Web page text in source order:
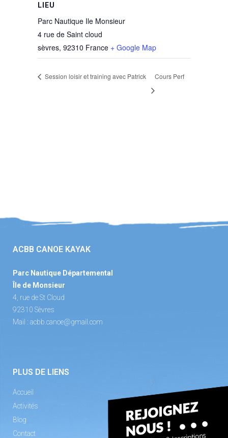
LIEU
Parc Nautique Ile Monsieur
4 rue de Saint cloud
sèvres, 92310 France + Google Map
Session loisir et training avec Patrick Cours Perf
ACBB CANOE KAYAK
Parc Nautique Départemental
Île de Monsieur
4, rue de St Cloud
92310 Sèvres
Mail : acbb.canoe@gmail.com
PLUS DE LIENS
Accueil
Activités
Blog
Contact